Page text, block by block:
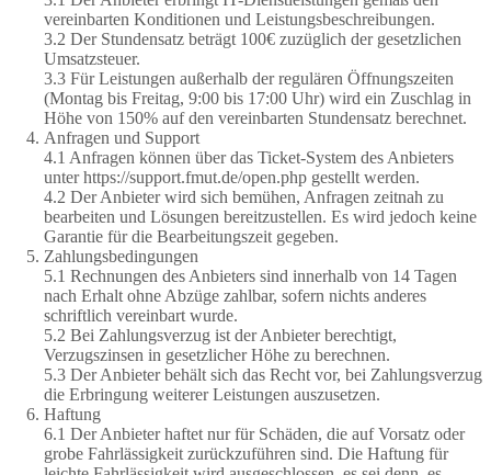
vereinbarten Konditionen und Leistungsbeschreibungen.
3.2 Der Stundensatz beträgt 100€ zuzüglich der gesetzlichen
Umsatzsteuer.
3.3 Für Leistungen außerhalb der regulären Öffnungszeiten
(Montag bis Freitag, 9:00 bis 17:00 Uhr) wird ein Zuschlag in
Höhe von 150% auf den vereinbarten Stundensatz berechnet.
Anfragen und Support
4.1 Anfragen können über das Ticket-System des Anbieters
unter https://support.fmut.de/open.php gestellt werden.
4.2 Der Anbieter wird sich bemühen, Anfragen zeitnah zu
bearbeiten und Lösungen bereitzustellen. Es wird jedoch keine
Garantie für die Bearbeitungszeit gegeben.
Zahlungsbedingungen
5.1 Rechnungen des Anbieters sind innerhalb von 14 Tagen
nach Erhalt ohne Abzüge zahlbar, sofern nichts anderes
schriftlich vereinbart wurde.
5.2 Bei Zahlungsverzug ist der Anbieter berechtigt,
Verzugszinsen in gesetzlicher Höhe zu berechnen.
5.3 Der Anbieter behält sich das Recht vor, bei Zahlungsverzug
die Erbringung weiterer Leistungen auszusetzen.
Haftung
6.1 Der Anbieter haftet nur für Schäden, die auf Vorsatz oder
grobe Fahrlässigkeit zurückzuführen sind. Die Haftung für